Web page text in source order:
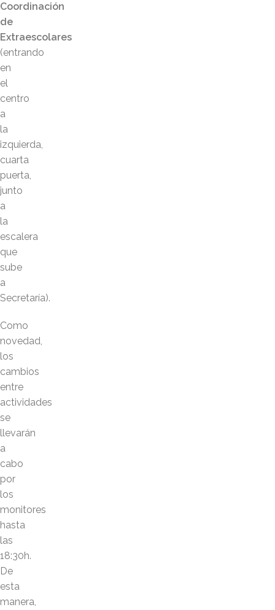
Coordinación
de
Extraescolares
(entrando
en
el
centro
a
la
izquierda,
cuarta
puerta,
junto
a
la
escalera
que
sube
a
Secretaría).
Como
novedad,
los
cambios
entre
actividades
se
llevarán
a
cabo
por
los
monitores
hasta
las
18:30h.
De
esta
manera,